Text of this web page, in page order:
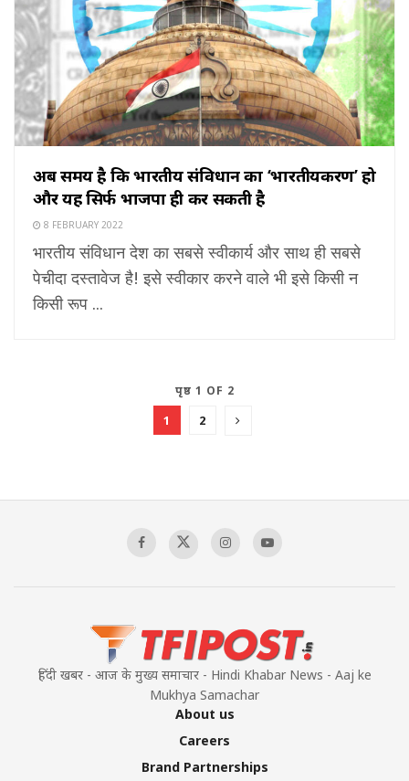
अब समय है कि भारतीय संविधान का ‘भारतीयकरण’ हो
और यह सिर्फ भाजपा ही कर सकती है
8 FEBRUARY 2022
भारतीय संविधान देश का सबसे स्वीकार्य और साथ ही सबसे
पेचीदा दस्तावेज है! इसे स्वीकार करने वाले भी इसे किसी न
किसी रूप ...
पृष्ठ 1 OF 2
1 2
हिंदी खबर - आज के मुख्य समाचार - Hindi Khabar News - Aaj ke
Mukhya Samachar
About us
Careers
Brand Partnerships